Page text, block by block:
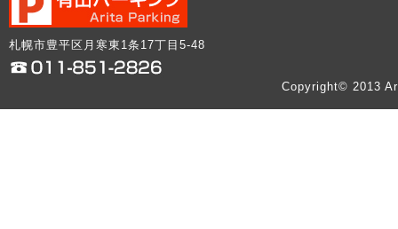
札幌市豊平区月寒東1条17丁目5-48
Copyright© 2013